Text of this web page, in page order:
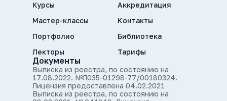
Курсы
Мастер-классы
Портфолио
Лекторы
Аккредитация
Контакты
Библиотека
Тарифы
Документы
Выписка из реестра, по состоянию на
17.08.2022. №Л035-01298-77/00180324.
Лицензия предоставлена 04.02.2021
Выписка из реестра, по состоянию на